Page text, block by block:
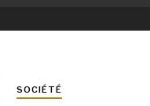
SOCIÉTÉ